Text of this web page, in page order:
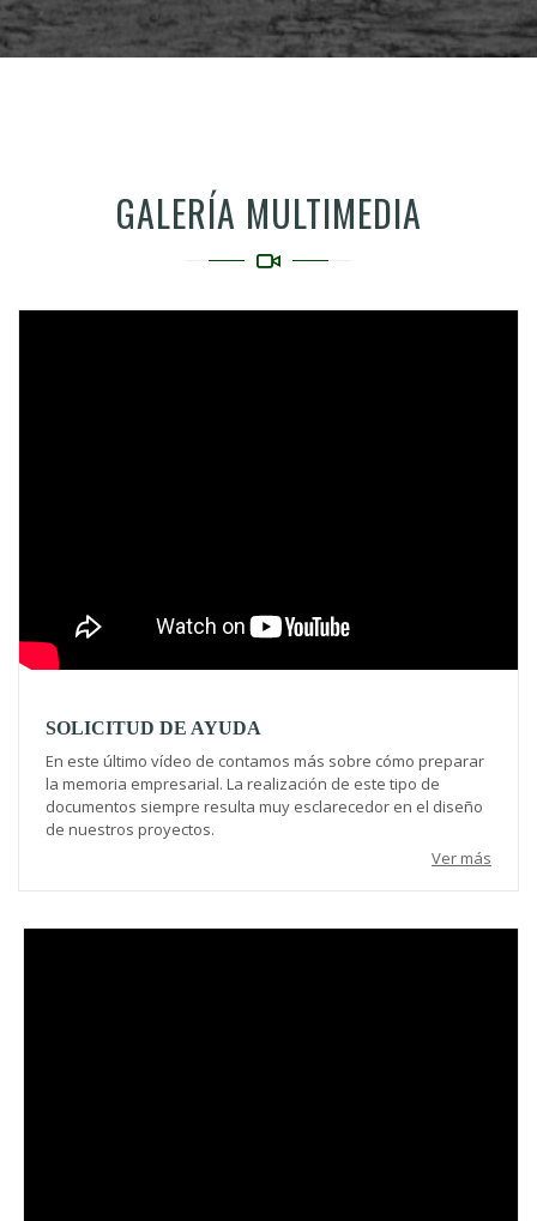
GALERÍA MULTIMEDIA
SOLICITUD DE AYUDA
En este último vídeo de contamos más sobre cómo preparar
la memoria empresarial. La realización de este tipo de
documentos siempre resulta muy esclarecedor en el diseño
de nuestros proyectos.
Ver más